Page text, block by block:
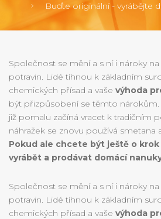
Buďte originální - vyrábějte
Společnost se mění a s ní i nároky na
potravin. Lidé tíhnou k základním
chemických přísad a vaše výhoda
být přizpůsobení se těmto nárokům.
již pomalu začíná vracet k tradičním
náhražek se znovu používá smetana
Pokud ale chcete být ještě o
vyrábět a prodávat domácí
Společnost se mění a s ní i nároky na
potravin. Lidé tíhnou k základním
chemických přísad a vaše výhoda